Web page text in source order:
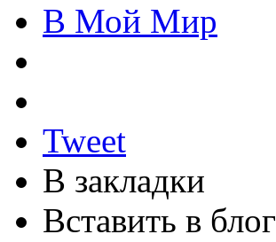
В Мой Мир
Tweet
В закладки
Вставить в блог